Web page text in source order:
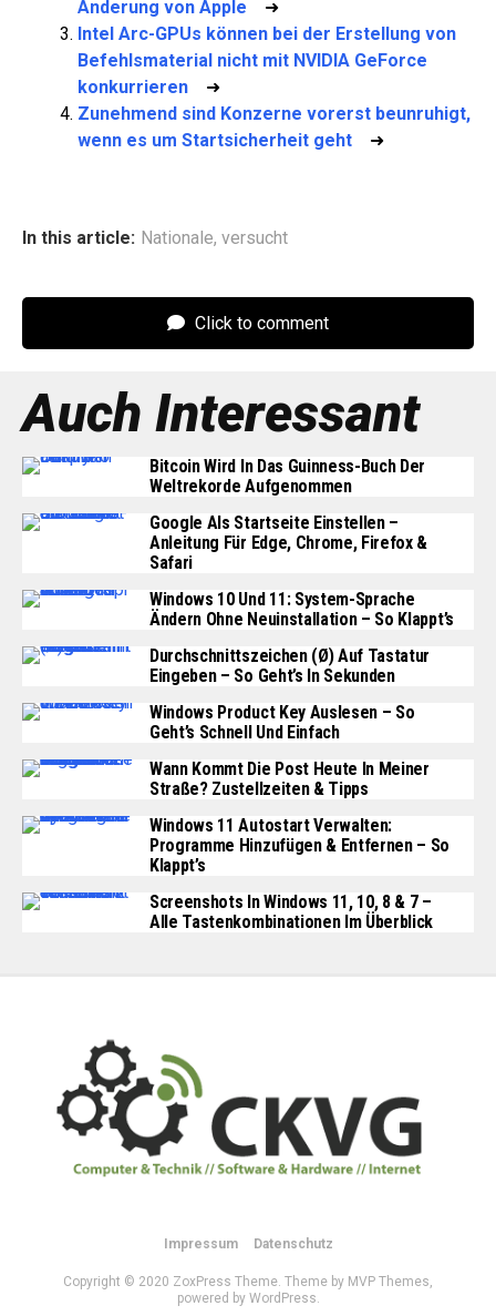
Änderung von Apple ➜
Intel Arc-GPUs können bei der Erstellung von
Befehlsmaterial nicht mit NVIDIA GeForce
konkurrieren ➜
Zunehmend sind Konzerne vorerst beunruhigt,
wenn es um Startsicherheit geht ➜
In this article: Nationale, versucht
Click to comment
Auch Interessant
Bitcoin Wird In Das Guinness-Buch Der
Weltrekorde Aufgenommen
Google Als Startseite Einstellen –
Anleitung Für Edge, Chrome, Firefox &
Safari
Windows 10 Und 11: System-Sprache
Ändern Ohne Neuinstallation – So Klappt’s
Durchschnittszeichen (Ø) Auf Tastatur
Eingeben – So Geht’s In Sekunden
Windows Product Key Auslesen – So
Geht’s Schnell Und Einfach
Wann Kommt Die Post Heute In Meiner
Straße? Zustellzeiten & Tipps
Windows 11 Autostart Verwalten:
Programme Hinzufügen & Entfernen – So
Klappt’s
Screenshots In Windows 11, 10, 8 & 7 –
Alle Tastenkombinationen Im Überblick
Impressum Datenschutz
Copyright © 2020 ZoxPress Theme. Theme by MVP Themes,
powered by WordPress.